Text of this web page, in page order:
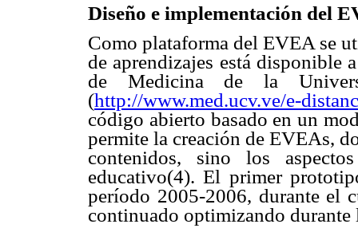
Diseño e implementación del
Como plataforma del EVEA se
de aprendizajes está disponible
de Medicina de la
(http://www.med.ucv.ve/e-
código abierto basado en un
permite la creación de EVEAs,
contenidos, sino los
educativo(4). El primer
período 2005-2006, durante el
continuado optimizando